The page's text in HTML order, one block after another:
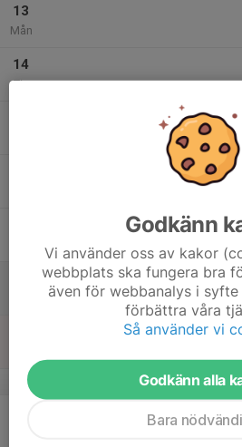
13
Mån
14
Tis
v.30
Godkänn
Vi använder oss av kakor
webbplats ska fungera bra
även för webbanalys i
förbättra våra
Så använder vi
Godkänn alla
Bara